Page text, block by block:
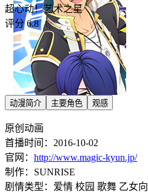
超心动！艺术之星
评分 6.8
动漫简介 主要角色 观感
原创动画
首播时间：2016-10-02
官网： http://www.magic-kyun.jp/
制作：SUNRISE
剧情类型：爱情 校园 歌舞 乙女向